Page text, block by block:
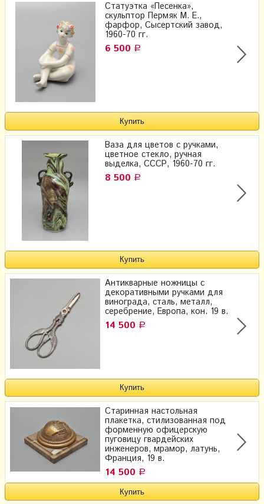
Статуэтка «Песенка»,
скульптор Пермяк М. Е.,
фарфор, Сысертский завод,
1960-70 гг.
6 500 Р
Ваза для цветов с ручками,
цветное стекло, ручная
выделка, СССР, 1960-70 гг.
8 500 Р
Антикварные ножницы с
декоративными ручками для
винограда, сталь, металл,
серебрение, Европа, кон. 19 в.
14 500 Р
Старинная настольная
плакетка, стилизованная под
форменную офицерскую
пуговицу гвардейских
инженеров, мрамор, латунь,
Франция, 19 в.
14 500 Р